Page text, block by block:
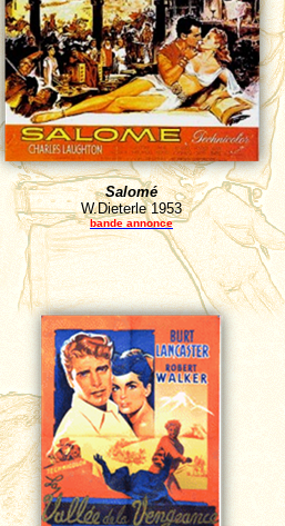
Salomé
W.Dieterle1953
bande annonce